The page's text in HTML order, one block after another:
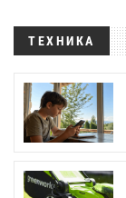
ТЕХНИКА